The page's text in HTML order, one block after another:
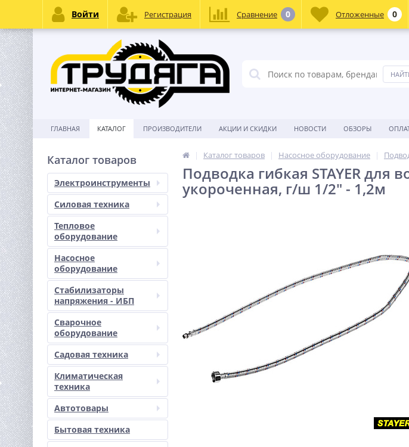
ГЛАВНАЯ КАТАЛОГ ПРОИЗВОДИТЕЛИ АКЦИИ И СКИДКИ НОВОСТИ ОБЗОРЫ
Каталог товаров
Электроинструменты
Силовая техника
Тепловое
оборудование
Насосное
оборудование
Стабилизаторы
напряжения - ИБП
Сварочное
оборудование
Садовая техника
Климатическая
техника
Автотовары
Бытовая техника
Каталог товаров Насосное оборудование
Подводка гибкая STAYER для
укороченная, г/ш 1/2″ - 1,2м
Войти Регистрация Сравнение 0 Отложенные 0